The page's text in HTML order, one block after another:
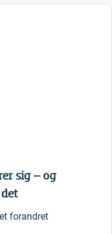
sig – og
forandret